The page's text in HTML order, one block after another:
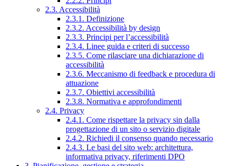
2.3. Accessibilità
2.3.1. Definizione
2.3.2. Accessibilità by design
2.3.3. Principi per l’accessibilità
2.3.4. Linee guida e criteri di successo
2.3.5. Come rilasciare una dichiarazione di
accessibilità
2.3.6. Meccanismo di feedback e procedura di
attuazione
2.3.7. Obiettivi accessibilità
2.3.8. Normativa e approfondimenti
2.4. Privacy
2.4.1. Come rispettare la privacy sin dalla
progettazione di un sito o servizio digitale
2.4.2. Richiedi il consenso quando necessario
2.4.3. Le basi del sito web: architettura,
informativa privacy, riferimenti DPO